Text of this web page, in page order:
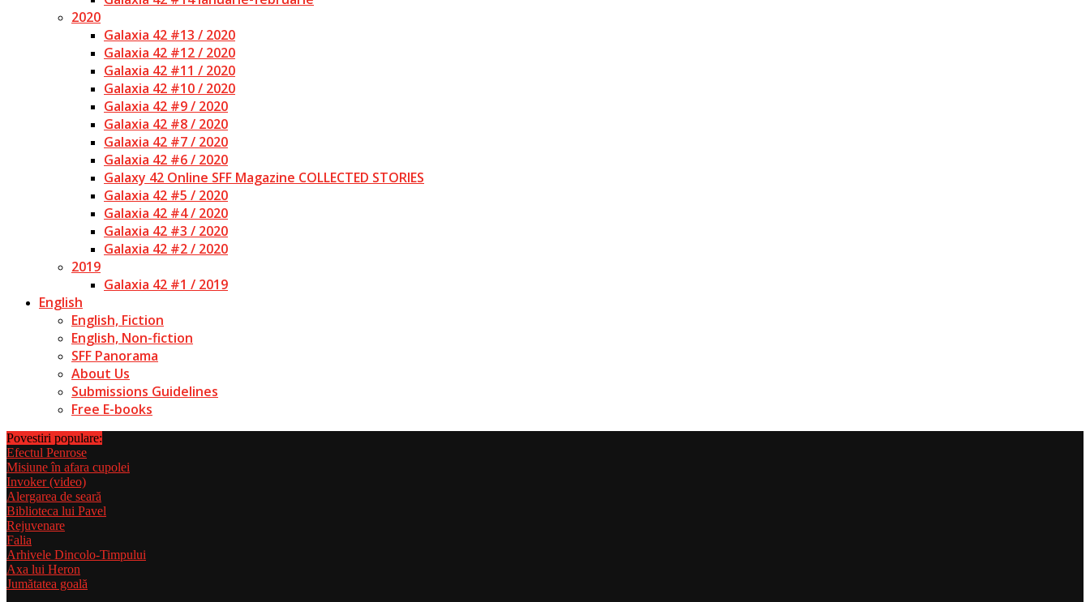
2020
Galaxia 42 #13 / 2020
Galaxia 42 #12 / 2020
Galaxia 42 #11 / 2020
Galaxia 42 #10 / 2020
Galaxia 42 #9 / 2020
Galaxia 42 #8 / 2020
Galaxia 42 #7 / 2020
Galaxia 42 #6 / 2020
Galaxy 42 Online SFF Magazine COLLECTED STORIES
Galaxia 42 #5 / 2020
Galaxia 42 #4 / 2020
Galaxia 42 #3 / 2020
Galaxia 42 #2 / 2020
2019
Galaxia 42 #1 / 2019
English
English, Fiction
English, Non-fiction
SFF Panorama
About Us
Submissions Guidelines
Free E-books
Povestiri populare:
Efectul Penrose
Misiune în afara cupolei
Invoker (video)
Alergarea de seară
Biblioteca lui Pavel
Rejuvenare
Falia
Arhivele Dincolo-Timpului
Axa lui Heron
Jumătatea goală